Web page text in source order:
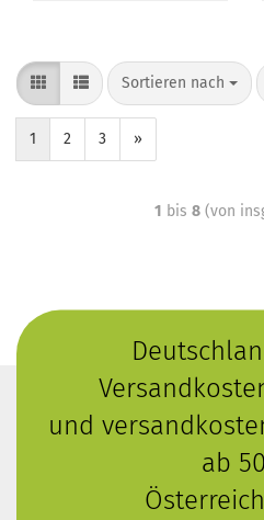
Sortieren nach
1 2 3 »
1 bis 8(von
und
ab